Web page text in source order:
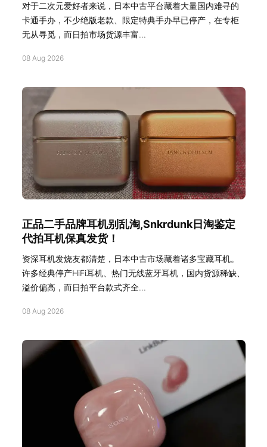
对于二次元爱好者来说，日本中古平台藏着大量国内难寻的
卡通手办，不少绝版老款、限定特典手办早已停产，在专柜
无从寻觅，而日拍市场货源丰富...
08 Aug 2026
正品二手品牌耳机别乱淘,Snkrdunk日淘鉴定
代拍耳机保真发货！
资深耳机发烧友都清楚，日本中古市场藏着诸多宝藏耳机。
许多经典停产HiFi耳机、热门无线蓝牙耳机，国内货源稀缺、
溢价偏高，而日拍平台款式齐全...
08 Aug 2026